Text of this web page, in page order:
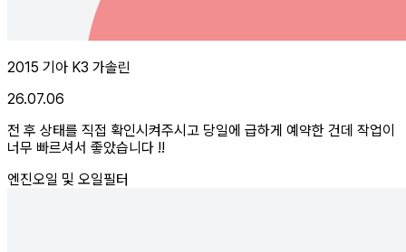
2015 기아 K3 가솔린
26.07.06
전 후 상태를 직접 확인시켜주시고 당일에 급하게 예약한 건데 작업이
너무 빠르셔서 좋았습니다 !!
엔진오일 및 오일필터